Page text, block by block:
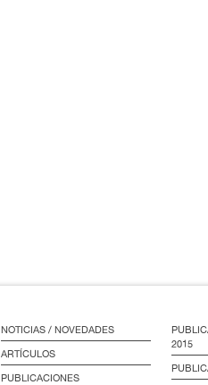
NOTICIAS / NOVEDADES
ARTÍCULOS
PUBLICACIONES
2015